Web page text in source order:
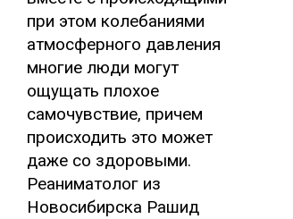
при этом колебаниями
атмосферного давления
многие люди могут
ощущать плохое
самочувствие, причем
происходить это может
даже со здоровыми.
Реаниматолог из
Новосибирска Рашид